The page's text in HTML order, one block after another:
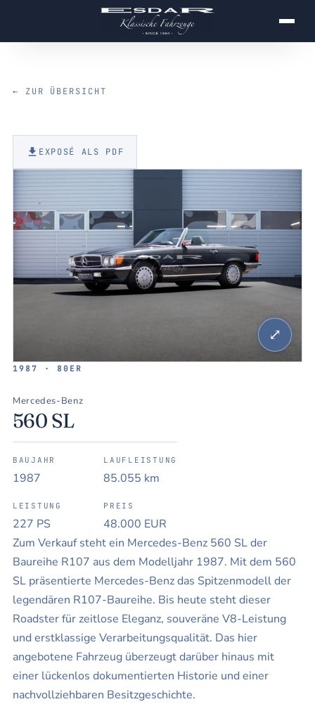
← ZUR ÜBERSICHT
1987 · 80ER
Mercedes-Benz
560 SL
BAUJAHR
1987
LAUFLEISTUNG
85.055 km
LEISTUNG
227 PS
PREIS
48.000 EUR
Zum Verkauf steht ein Mercedes-Benz 560 SL der
Baureihe R107 aus dem Modelljahr 1987. Mit dem 560
SL präsentierte Mercedes-Benz das Spitzenmodell der
legendären R107-Baureihe. Bis heute steht dieser
Roadster für zeitlose Eleganz, souveräne V8-Leistung
und erstklassige Verarbeitungsqualität. Das hier
angebotene Fahrzeug überzeugt darüber hinaus mit
einer lückenlos dokumentierten Historie und einer
nachvollziehbaren Besitzgeschichte.
⤢
EXPOSÉ ALS PDF